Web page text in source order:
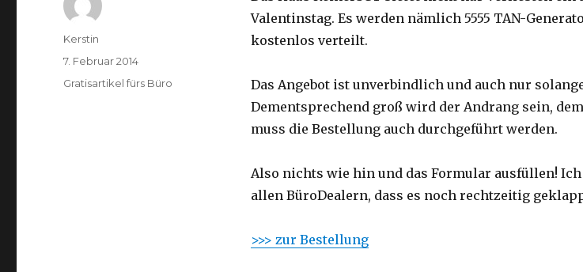
Valentinstag. Es werden nämlich 5555 TAN-
kostenlos verteilt.
Das Angebot ist unverbindlich und auch nur
Dementsprechend groß wird der Andrang sein,
muss die Bestellung auch durchgeführt werden.
Also nichts wie hin und das Formular ausfüllen!
allen BüroDealern, dass es noch rechtzeitig
>>> zur Bestellung
Autor
Kerstin
Veröffentlicht
am
7. Februar 2014
Kategorien
Gratisartikel fürs Büro